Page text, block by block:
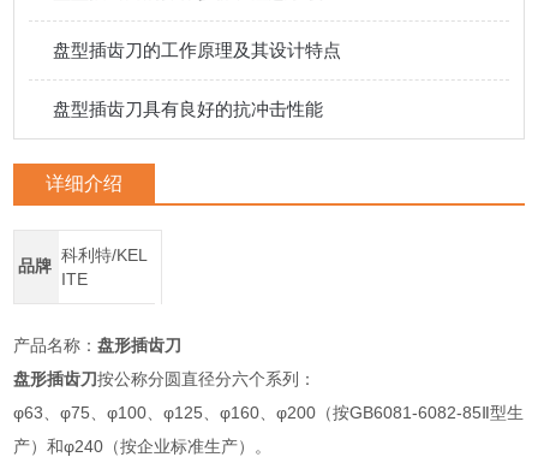
盘型插齿刀的工作原理及其设计特点
盘型插齿刀具有良好的抗冲击性能
详细介绍
品牌
科利特/KEL
ITE
产品名称：盘形插齿刀
盘形插齿刀按公称分圆直径分六个系列：
φ63、φ75、φ100、φ125、φ160、φ200（按GB6081-6082-85Ⅱ型生
产）和φ240（按企业标准生产）。